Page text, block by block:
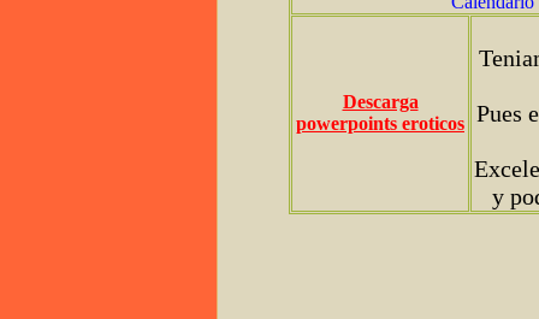
Descarga
powerpoints eroticos Pues
y